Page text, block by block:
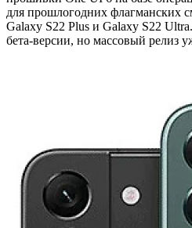
для прошлогодних флагманских
Galaxy S22 Plus и Galaxy S22
бета-версии, но массовый релиз